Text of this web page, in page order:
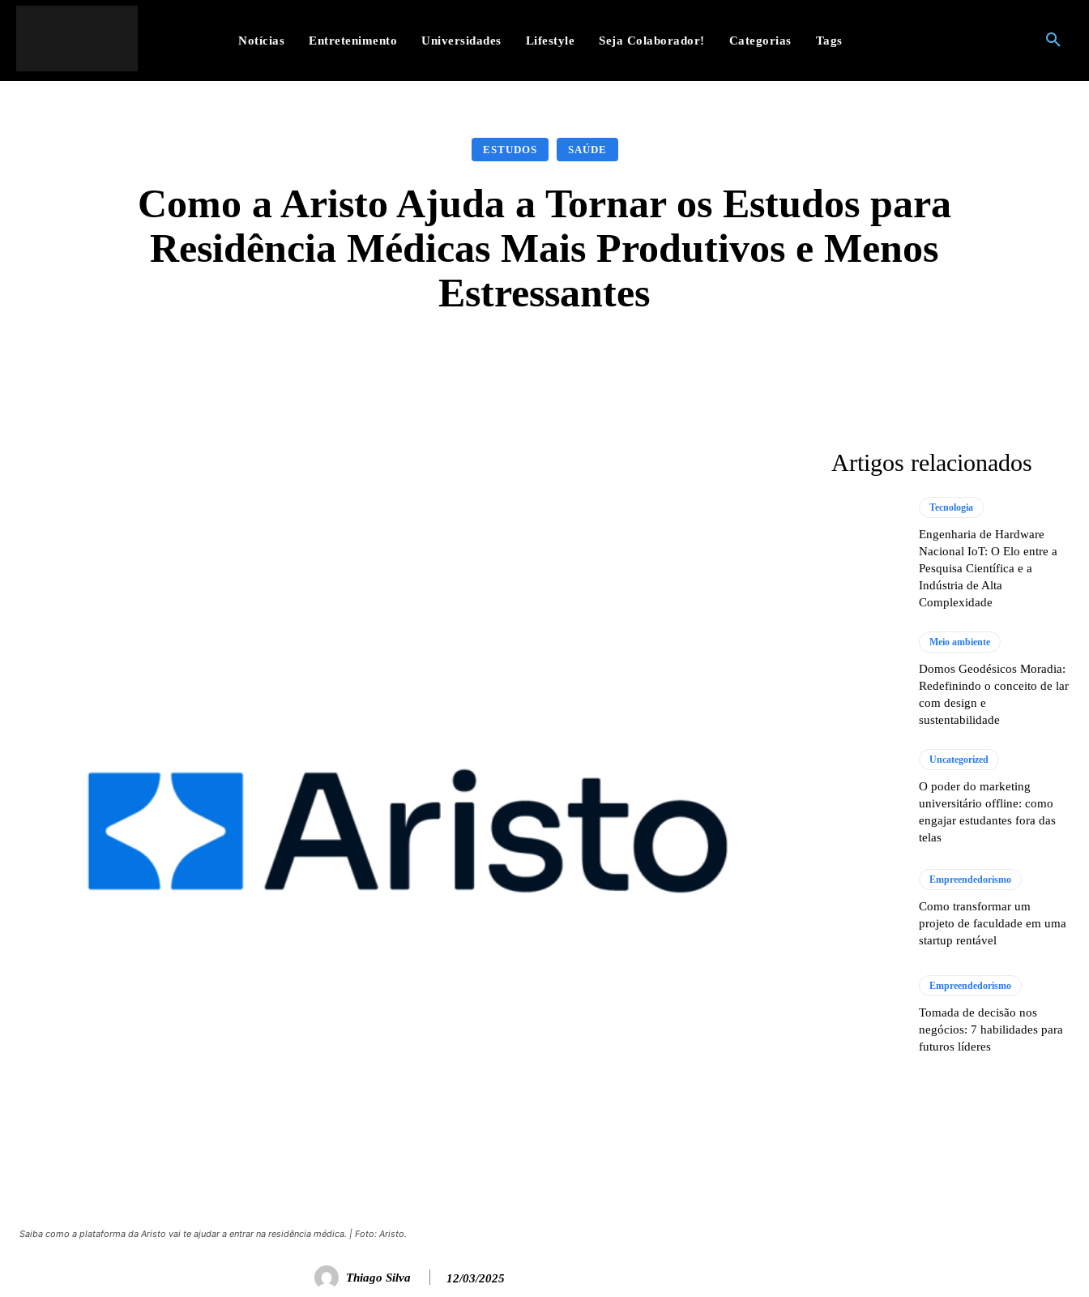
Notícias Entretenimento Universidades Lifestyle Seja Colaborador! Categorias Tags
ESTUDOS SAÚDE
Como a Aristo Ajuda a Tornar os Estudos para
Residência Médicas Mais Produtivos e Menos
Estressantes
Saiba como a plataforma da Aristo vai te ajudar a entrar na residência médica. | Foto: Aristo.
Thiago Silva 12/03/2025
Artigos relacionados
Tecnologia
Engenharia de Hardware
Nacional IoT: O Elo entre a
Pesquisa Científica e a
Indústria de Alta
Complexidade
Meio ambiente
Domos Geodésicos Moradia:
Redefinindo o conceito de lar
com design e
sustentabilidade
Uncategorized
O poder do marketing
universitário offline: como
engajar estudantes fora das
telas
Empreendedorismo
Como transformar um
projeto de faculdade em uma
startup rentável
Empreendedorismo
Tomada de decisão nos
negócios: 7 habilidades para
futuros líderes